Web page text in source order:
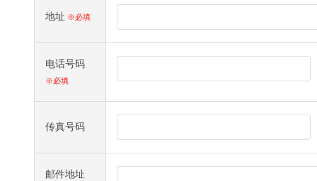
地址 ※必填
电话号码
※必填
传真号码
邮件地址